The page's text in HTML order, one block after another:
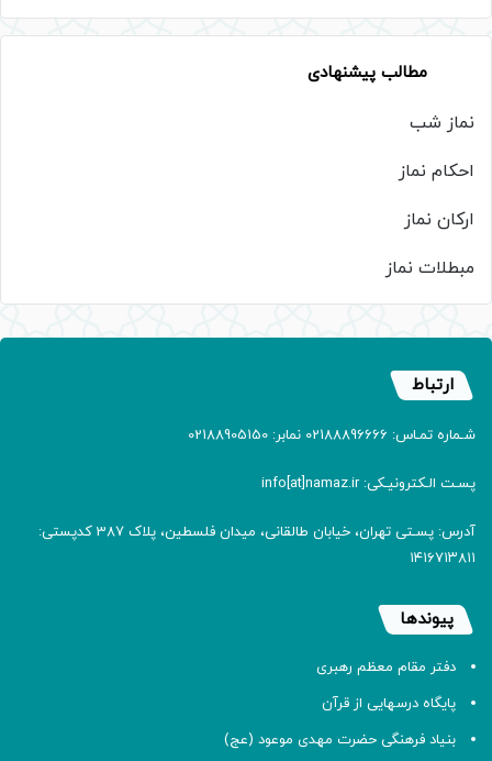
مطالب پیشنهادی
نماز شب
احکام نماز
ارکان نماز
مبطلات نماز
ارتباط
شـماره تمـاس: 02188896666 نمابر: 02188905150
پسـت الـکترونیـکی: info[at]namaz.ir
آدرس: پسـتی تهران، خیابان طالقانی، میدان فلسطین، پلاک 387 کدپستی:
۱۴۱۶۷۱۳۸۱۱
پیوندها
دفتر مقام معظم رهبری
پایگاه درسهایی از قرآن
بنیاد فرهنگی حضرت مهدی موعود (عج)